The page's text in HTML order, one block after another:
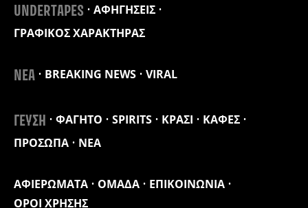
ΑΦΙΕΡΩΜΑΤΑ ΟΜΑΔΑ
ΕΠΙΚΟΙΝΩΝΙΑ
ΟΡΟΙ ΧΡΗΣΗΣ
UNDERTAPES
ΑΦΗΓΗΣΕΙΣ
ΓΡΑΦΙΚΟΣ ΧΑΡΑΚΤΗΡΑΣ
ΝΕΑ BREAKING NEWS VIRAL
ΓΕΥΣΗ ΦΑΓΗΤΟ SPIRITS ΚΡΑΣΙ
ΚΑΦΕΣ
ΠΡΟΣΩΠΑ
ΝΕΑ